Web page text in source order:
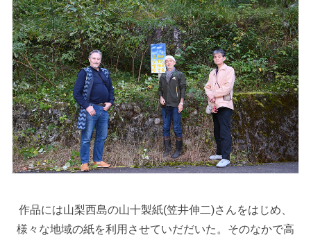
作品には山梨西島の山十製紙(笠井伸二)さんをはじめ、
様々な地域の紙を利用させていだだいた。そのなかで高